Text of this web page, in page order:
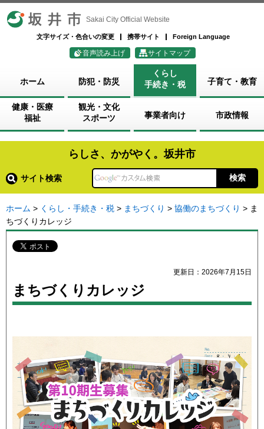
坂井市 Sakai City Official Website
文字サイズ・色合いの変更 携帯サイト Foreign Language
音声読み上げ サイトマップ
ホーム 防犯・防災
くらし
手続き・税
子育て・教育
健康・医療
福祉
観光・文化
スポーツ
事業者向け 市政情報
らしさ、かがやく。坂井市
サイト検索
ホーム > くらし・手続き・税 > まちづくり > 協働のまちづくり > ま
ちづくりカレッジ
更新日：2026年7月15日
まちづくりカレッジ